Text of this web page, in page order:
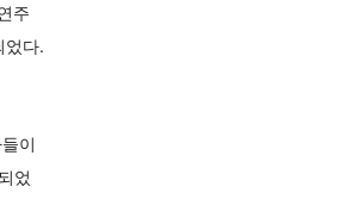
주
었다.
이
었